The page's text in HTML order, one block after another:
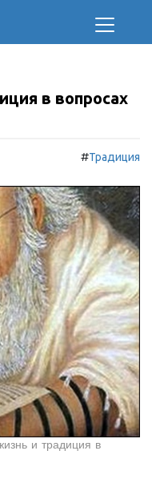
в вопросах
#Традиция
и традиция в